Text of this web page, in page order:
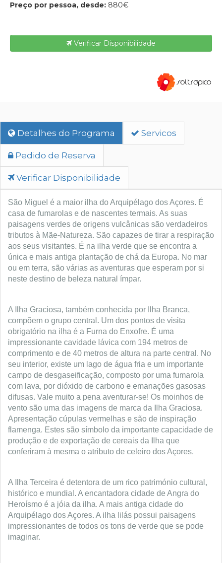
Preço por pessoa, desde: 880€
Verificar Disponibilidade
Detalhes do Programa Servicos
Pedido de Reserva
Verificar Disponibilidade
São Miguel é a maior ilha do Arquipélago dos Açores. É
casa de fumarolas e de nascentes termais. As suas
paisagens verdes de origens vulcânicas são verdadeiros
tributos à Mãe-Natureza. São capazes de tirar a respiração
aos seus visitantes. É na ilha verde que se encontra a
única e mais antiga plantação de chá da Europa. No mar
ou em terra, são várias as aventuras que esperam por si
neste destino de beleza natural ímpar.
A Ilha Graciosa, também conhecida por Ilha Branca,
compõem o grupo central. Um dos pontos de visita
obrigatório na ilha é a Furna do Enxofre. É uma
impressionante cavidade lávica com 194 metros de
comprimento e de 40 metros de altura na parte central. No
seu interior, existe um lago de água fria e um importante
campo de desgaseificação, composto por uma fumarola
com lava, por dióxido de carbono e emanações gasosas
difusas. Vale muito a pena aventurar-se! Os moinhos de
vento são uma das imagens de marca da Ilha Graciosa.
Apresentação cúpulas vermelhas e são de inspiração
flamenga. Estes são símbolo da importante capacidade de
produção e de exportação de cereais da Ilha que
conferiram à mesma o atributo de celeiro dos Açores.
A Ilha Terceira é detentora de um rico património cultural,
histórico e mundial. A encantadora cidade de Angra do
Heroísmo é a jóia da ilha. A mais antiga cidade do
Arquipélago dos Açores. A ilha lilás possui paisagens
impressionantes de todos os tons de verde que se pode
imaginar.